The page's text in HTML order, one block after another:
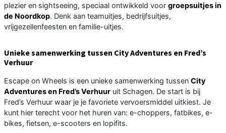
plezier en sightseeing, speciaal ontwikkeld voor groepsuitjes in
de Noordkop. Denk aan teamuitjes, bedrijfsuitjes,
vrijgezellenfeesten en familie-uitjes.
Unieke samenwerking tussen City Adventures en Fred’s
Verhuur
Escape on Wheels is een unieke samenwerking tussen City
Adventures en Fred’s Verhuur uit Schagen. De start is bij
Fred’s Verhuur waar je je favoriete vervoersmiddel uitkiest. Je
kunt hier terecht voor het huren van: e-choppers, fatbikes, e-
bikes, fietsen, e-scooters en lopifits.